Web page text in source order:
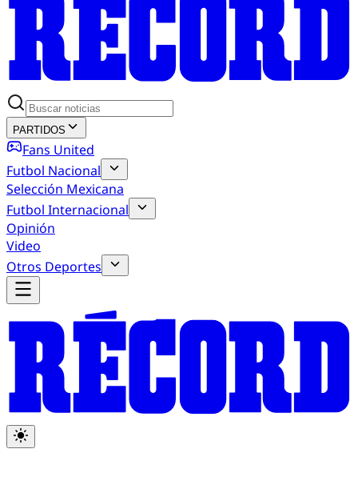
PARTIDOS
Fans United
Futbol Nacional
Selección Mexicana
Futbol Internacional
Opinión
Video
Otros Deportes